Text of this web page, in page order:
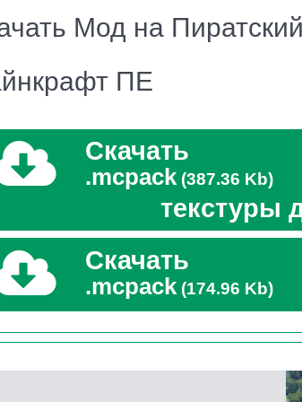
очень высокую детализацию. Среди них
Мод на
ПЕ
Скачать
.mcpack (387.36 Kb)
текстуры
Скачать
.mcpack (174.96 Kb)